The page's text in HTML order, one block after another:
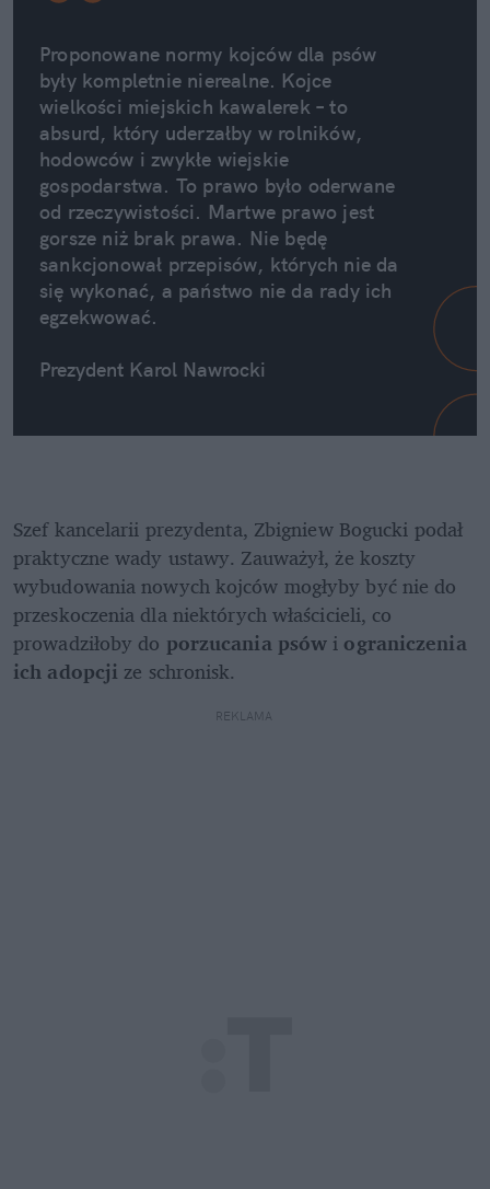
Proponowane normy kojców dla psów
były kompletnie nierealne. Kojce
wielkości miejskich kawalerek – to
absurd, który uderzałby w rolników,
hodowców i zwykłe wiejskie
gospodarstwa. To prawo było oderwane
od rzeczywistości. Martwe prawo jest
gorsze niż brak prawa. Nie będę
sankcjonował przepisów, których nie da
się wykonać, a państwo nie da rady ich
egzekwować.
Prezydent Karol Nawrocki
Szef kancelarii prezydenta, Zbigniew Bogucki podał
praktyczne wady ustawy. Zauważył, że koszty
wybudowania nowych kojców mogłyby być nie do
przeskoczenia dla niektórych właścicieli, co
prowadziłoby do porzucania psów i ograniczenia
ich adopcji ze schronisk.
REKLAMA